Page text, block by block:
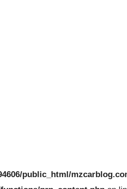
public_html/